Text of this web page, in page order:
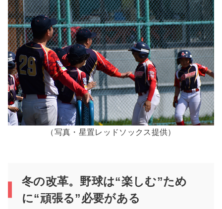
（写真・星置レッドソックス提供）
冬の改革。野球は“楽しむ”ため
に“頑張る”必要がある